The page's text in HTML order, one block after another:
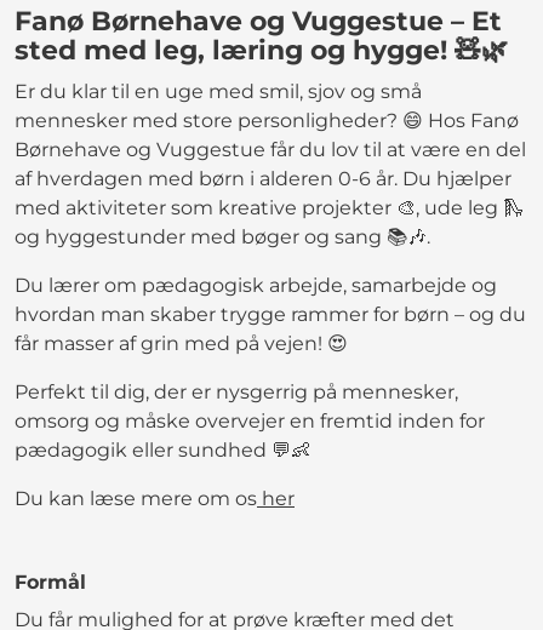
Fanø Børnehave og Vuggestue – Et
sted med leg, læring og hygge! 🧸🌿
Er du klar til en uge med smil, sjov og små
mennesker med store personligheder? 😄 Hos Fanø
Børnehave og Vuggestue får du lov til at være en del
af hverdagen med børn i alderen 0-6 år. Du hjælper
med aktiviteter som kreative projekter 🎨, ude leg 🛝
og hyggestunder med bøger og sang 📚🎶.
Du lærer om pædagogisk arbejde, samarbejde og
hvordan man skaber trygge rammer for børn – og du
får masser af grin med på vejen! 😍
Perfekt til dig, der er nysgerrig på mennesker,
omsorg og måske overvejer en fremtid inden for
pædagogik eller sundhed 💬👶
Du kan læse mere om os her
Formål
Du får mulighed for at prøve kræfter med det